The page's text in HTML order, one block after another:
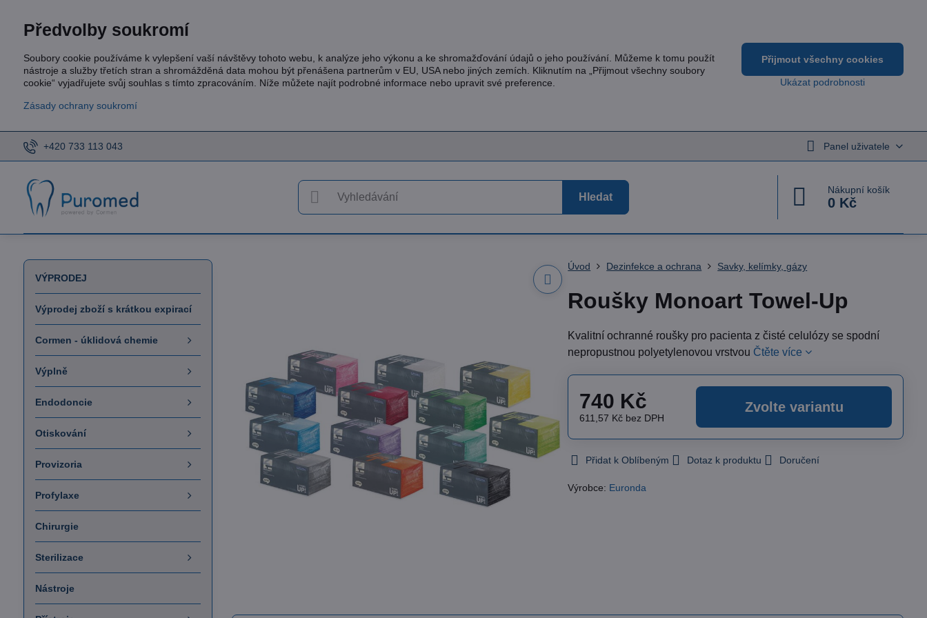
+420 733 113 043 Panel uživatele
Hledat
Nákupní košík
0 Kč
Úvod Dezinfekce a ochrana Savky, kelímky, gázy
Roušky Monoart Towel-Up
Kvalitní ochranné roušky pro pacienta z čisté celulózy se spodní
nepropustnou polyetylenovou vrstvou Čtěte více
740 Kč
611,57 Kč bez DPH
Zvolte variantu
Přidat k Oblíbeným Dotaz k produktu Doručení
Výrobce: Euronda
VÝPRODEJ
Výprodej zboží s krátkou expirací
Cormen - úklidová chemie
Výplně
Endodoncie
Otiskování
Provizoria
Profylaxe
Chirurgie
Sterilizace
Nástroje
Předvolby soukromí
Soubory cookie používáme k vylepšení vaší návštěvy tohoto webu, k analýze jeho výkonu a ke shromažďování údajů o jeho používání. Můžeme k tomu použít
nástroje a služby třetích stran a shromážděná data mohou být přenášena partnerům v EU, USA nebo jiných zemích. Kliknutím na „Přijmout všechny soubory
cookie“ vyjadřujete svůj souhlas s tímto zpracováním. Níže můžete najít podrobné informace nebo upravit své preference.
Zásady ochrany soukromí
Ukázat podrobnosti
Přijmout všechny cookies